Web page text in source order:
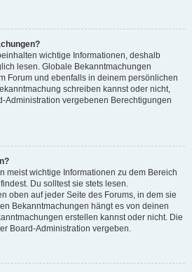
wichtige Informationen, deshalb
lesen. Globale Bekanntmachungen
Forum und ebenfalls in deinem persönlichen
schreiben kannst oder nicht,
Administration vergebenen Berechtigungen
meist wichtige Informationen zu dem Bereich
Du solltest sie stets lesen.
oben auf jeder Seite des Forums, in dem sie
Bekanntmachungen hängt es von deinen
erstellen kannst oder nicht. Die
Board-Administration vergeben.